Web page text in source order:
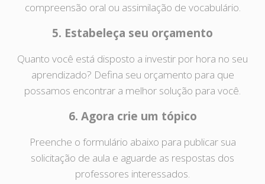
compreensão oral ou assimilação de vocabulário.
5. Estabeleça seu orçamento
Quanto você está disposto a investir por hora no seu
aprendizado? Defina seu orçamento para que
possamos encontrar a melhor solução para você.
6. Agora crie um tópico
Preenche o formulário abaixo para publicar sua
solicitação de aula e aguarde as respostas dos
professores interessados.